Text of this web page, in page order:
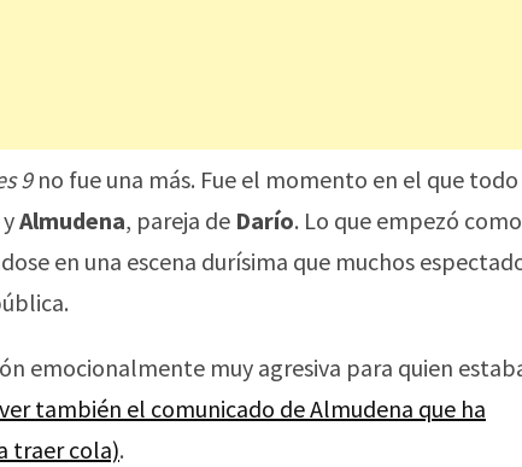
9no fue una más. Fue el momento en el que todo
Almudena, pareja de Darío. Lo que empezó
en una escena durísima que muchos
emocionalmente muy agresiva para quien
también el comunicado de Almudena que ha
traer cola).